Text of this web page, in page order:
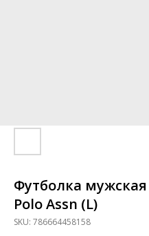
Футболка мужская
Polo Assn (L)
SKU: 786664458158